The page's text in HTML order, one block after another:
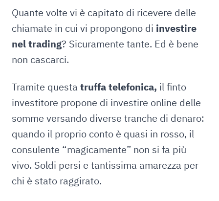
Quante volte vi è capitato di ricevere delle
chiamate in cui vi propongono di investire
nel trading? Sicuramente tante. Ed è bene
non cascarci.
Tramite questa truffa telefonica, il finto
investitore propone di investire online delle
somme versando diverse tranche di denaro:
quando il proprio conto è quasi in rosso, il
consulente “magicamente” non si fa più
vivo. Soldi persi e tantissima amarezza per
chi è stato raggirato.